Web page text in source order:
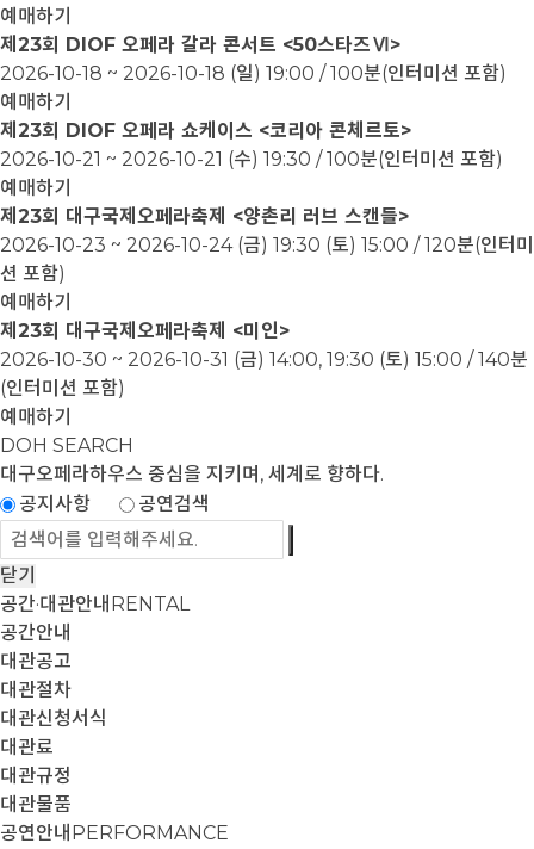
예매하기
제23회 DIOF 오페라 갈라 콘서트 <50스타즈Ⅵ>
2026-10-18 ~ 2026-10-18 (일) 19:00 / 100분(인터미션 포함)
예매하기
제23회 DIOF 오페라 쇼케이스 <코리아 콘체르토>
2026-10-21 ~ 2026-10-21 (수) 19:30 / 100분(인터미션 포함)
예매하기
제23회 대구국제오페라축제 <양촌리 러브 스캔들>
2026-10-23 ~ 2026-10-24 (금) 19:30 (토) 15:00 / 120분(인터미
션 포함)
예매하기
제23회 대구국제오페라축제 <미인>
2026-10-30 ~ 2026-10-31 (금) 14:00, 19:30 (토) 15:00 / 140분
(인터미션 포함)
예매하기
DOH SEARCH
대구오페라하우스 중심을 지키며, 세계로 향하다.
공지사항
공연검색
닫기
공간·대관안내 RENTAL
공간안내
대관공고
대관절차
대관신청서식
대관료
대관규정
대관물품
공연안내 PERFORMANCE